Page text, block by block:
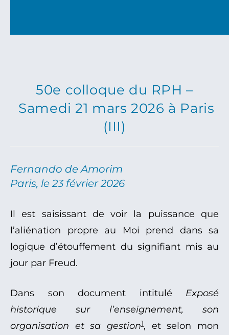
50e colloque du RPH –
Samedi 21 mars 2026 à Paris
(III)
Fernando de Amorim
Paris, le 23 février 2026
Il est saisissant de voir la puissance que
l’aliénation propre au Moi prend dans sa
logique d’étouffement du signifiant mis au
jour par Freud.
Dans son document intitulé Exposé
historique sur l’enseignement, son
organisation et sa gestion1, et selon mon